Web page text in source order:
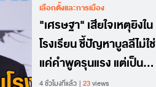
เลือกตั้งและการเมือง
"เศรษฐา" เสียใจเหตุยิงใน
โรงเรียน ชี้ปัญหาบูลลีไม่ใช่
แค่คำพูดรุนแรง แต่เป็น
บาดแผลที่มองไม่เห็น
4 ชั่วโมงที่แล้ว 23views